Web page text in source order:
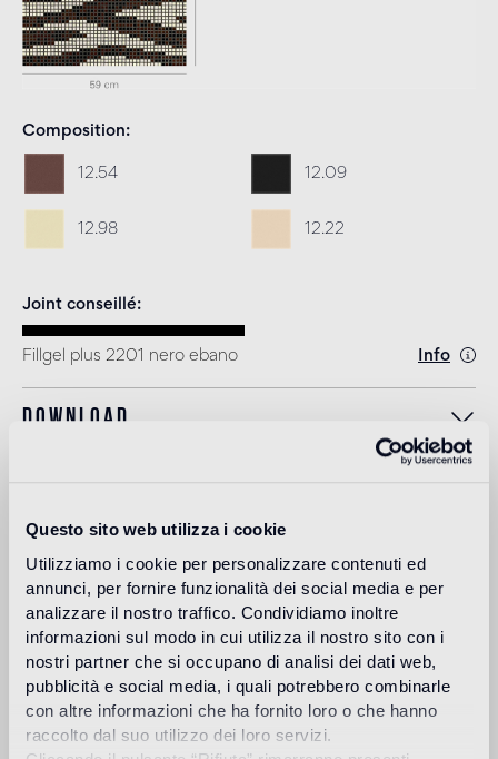
Questo sito web utilizza i cookie
Utilizziamo i cookie per personalizzare contenuti ed
annunci, per fornire funzionalità dei social media e per
analizzare il nostro traffico. Condividiamo inoltre
informazioni sul modo in cui utilizza il nostro sito con i
nostri partner che si occupano di analisi dei dati web,
pubblicità e social media, i quali potrebbero combinarle
con altre informazioni che ha fornito loro o che hanno
raccolto dal suo utilizzo dei loro servizi.
Composition
12.54 12.09
12.98 12.22
Joint conseillé
Fillgel plus 2201 nero ebano Info
Download
carlo dal bianco
Carlo Dal Bianco, architecte et designer, ouvre son studio à
Vicenza en 1993 et s'occupe de restauration monumentale
de palais et de bâtiments historiques.
Lire plus